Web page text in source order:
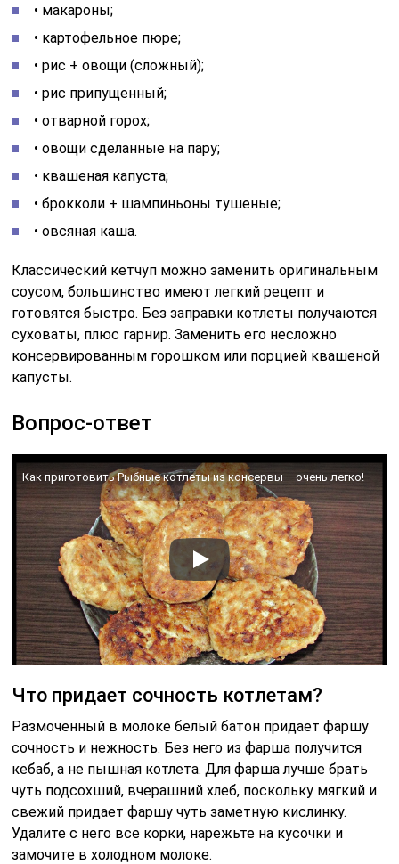
• макароны;
• картофельное пюре;
• рис + овощи (сложный);
• рис припущенный;
• отварной горох;
• овощи сделанные на пару;
• квашеная капуста;
• брокколи + шампиньоны тушеные;
• овсяная каша.
Классический кетчуп можно заменить оригинальным
соусом, большинство имеют легкий рецепт и
готовятся быстро. Без заправки котлеты получаются
суховаты, плюс гарнир. Заменить его несложно
консервированным горошком или порцией квашеной
капусты.
Вопрос-ответ
Как приготовить Рыбные котлеты из консервы – очень легко!
Что придает сочность котлетам?
Размоченный в молоке белый батон придает фаршу
сочность и нежность. Без него из фарша получится
кебаб, а не пышная котлета. Для фарша лучше брать
чуть подсохший, вчерашний хлеб, поскольку мягкий и
свежий придает фаршу чуть заметную кислинку.
Удалите с него все корки, нарежьте на кусочки и
замочите в холодном молоке.